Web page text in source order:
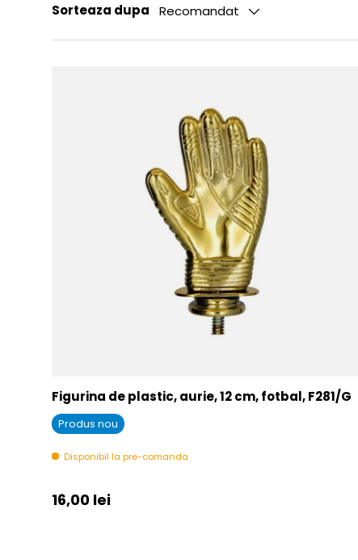
Sorteaza dupa Recomandat
Figurina de plastic, aurie, 12 cm, fotbal, F281/G
Produs nou
Disponibil la pre-comanda
Pret initial
16,00 lei